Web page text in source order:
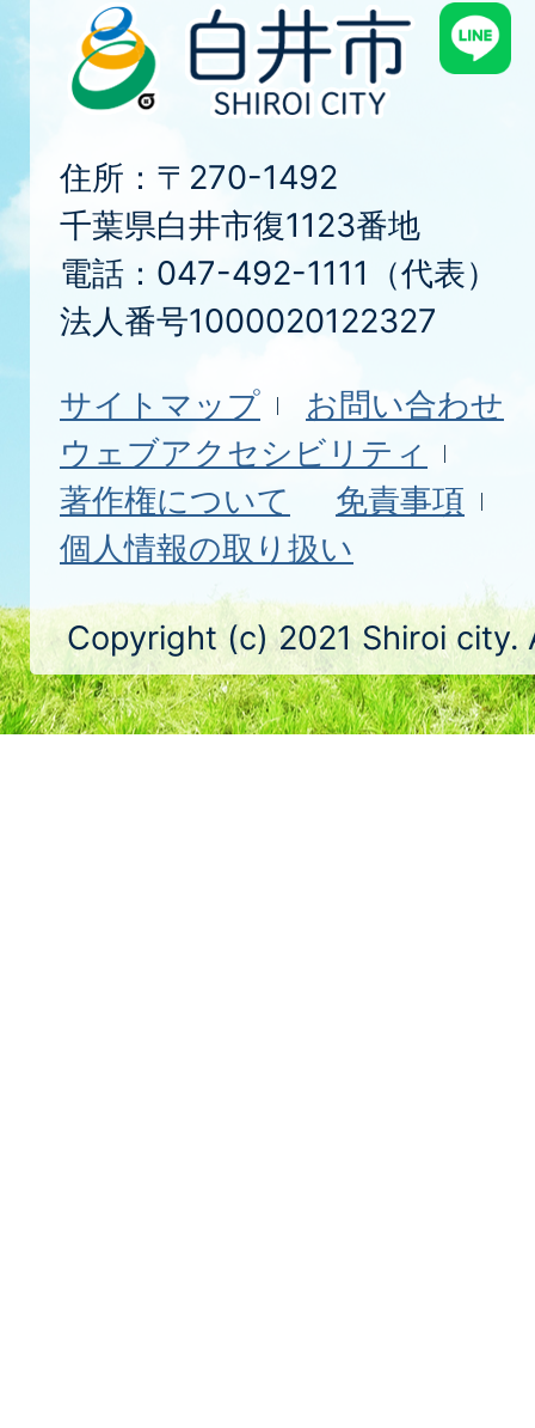
住所：〒270-1492
千葉県白井市復1123番地
電話：047-492-1111（代表）
法人番号1000020122327
サイトマップ
お問い合わせ
ウェブアクセシビリティ
著作権について
免責事項
個人情報の取り扱い
Copyright (c) 2021 Shiroi city.